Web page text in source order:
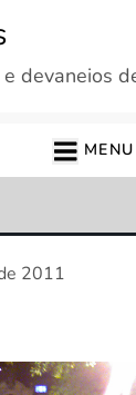
devaneios
MENU